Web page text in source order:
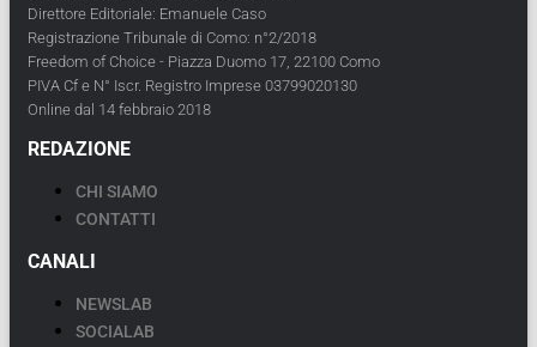
Direttore Editoriale: Emanuele Caso
Registrazione Tribunale di Como: n°2/2018
Freedom of Choice - Piazza Duomo 17, 22100 Como
PIVA Cf e N° Iscr. Registro Imprese 03799020130
Online dal 14 febbraio 2018
REDAZIONE
CHI SIAMO
CONTATTI
CANALI
NEWSLAB
SOCIALAB